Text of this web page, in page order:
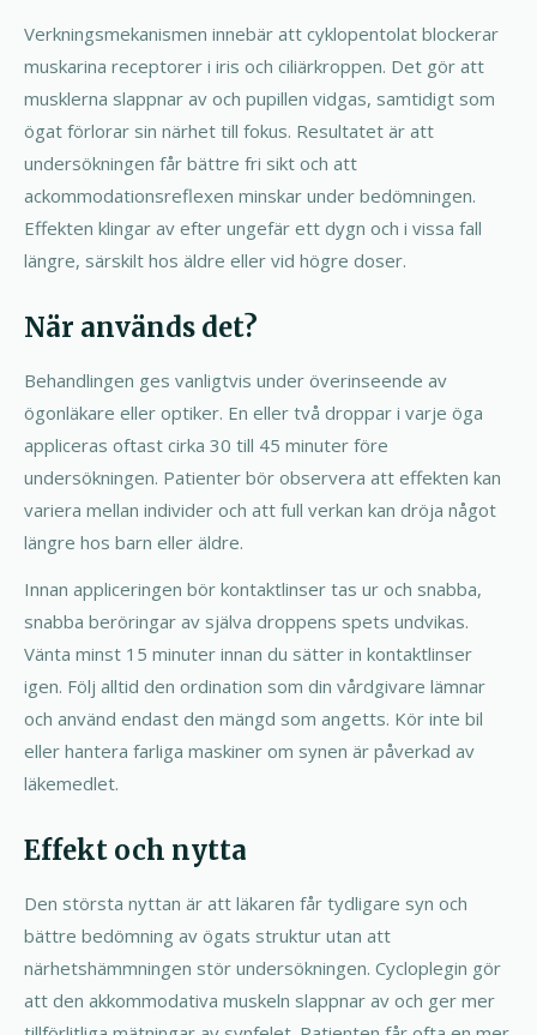
Verkningsmekanismen innebär att cyklopentolat blockerar
muskarina receptorer i iris och ciliärkroppen. Det gör att
musklerna slappnar av och pupillen vidgas, samtidigt som
ögat förlorar sin närhet till fokus. Resultatet är att
undersökningen får bättre fri sikt och att
ackommodationsreflexen minskar under bedömningen.
Effekten klingar av efter ungefär ett dygn och i vissa fall
längre, särskilt hos äldre eller vid högre doser.
När används det?
Behandlingen ges vanligtvis under överinseende av
ögonläkare eller optiker. En eller två droppar i varje öga
appliceras oftast cirka 30 till 45 minuter före
undersökningen. Patienter bör observera att effekten kan
variera mellan individer och att full verkan kan dröja något
längre hos barn eller äldre.
Innan appliceringen bör kontaktlinser tas ur och snabba,
snabba beröringar av själva droppens spets undvikas.
Vänta minst 15 minuter innan du sätter in kontaktlinser
igen. Följ alltid den ordination som din vårdgivare lämnar
och använd endast den mängd som angetts. Kör inte bil
eller hantera farliga maskiner om synen är påverkad av
läkemedlet.
Effekt och nytta
Den största nyttan är att läkaren får tydligare syn och
bättre bedömning av ögats struktur utan att
närhetshämmningen stör undersökningen. Cycloplegin gör
att den akkommodativa muskeln slappnar av och ger mer